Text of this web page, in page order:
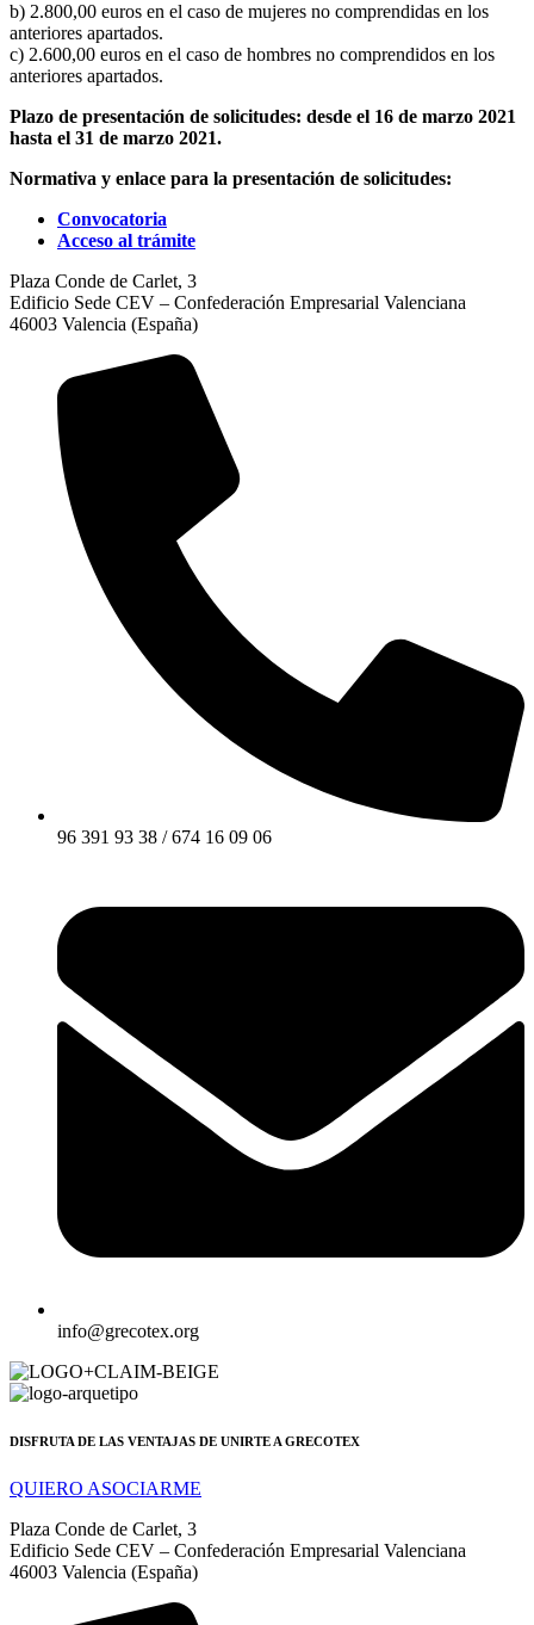
b) 2.800,00 euros en el caso de mujeres no comprendidas en los
anteriores apartados.
c) 2.600,00 euros en el caso de hombres no comprendidos en los
anteriores apartados.
Plazo de presentación de solicitudes: desde el 16 de marzo 2021
hasta el 31 de marzo 2021.
Normativa y enlace para la presentación de solicitudes:
Convocatoria
Acceso al trámite
Plaza Conde de Carlet, 3
Edificio Sede CEV – Confederación Empresarial Valenciana
46003 Valencia (España)
96 391 93 38 / 674 16 09 06
info@grecotex.org
DISFRUTA DE LAS VENTAJAS DE UNIRTE A GRECOTEX
QUIERO ASOCIARME
Plaza Conde de Carlet, 3
Edificio Sede CEV – Confederación Empresarial Valenciana
46003 Valencia (España)